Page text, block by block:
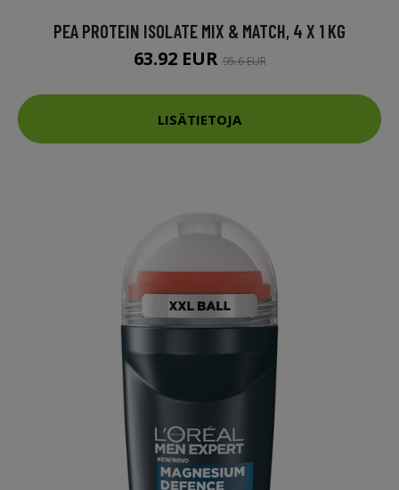
PEA PROTEIN ISOLATE MIX & MATCH, 4 X 1 KG
63.92 EUR95.6 EUR
LISÄTIETOJA